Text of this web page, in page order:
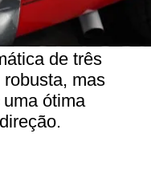
de três
mas
ótima